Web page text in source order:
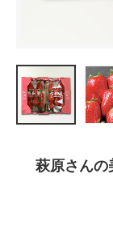
萩原さんの